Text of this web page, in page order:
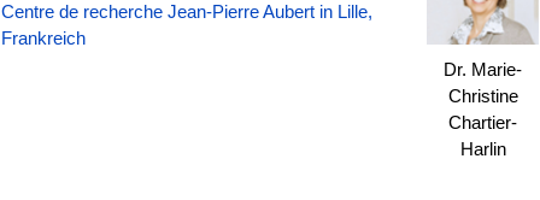
Centre de recherche Jean-Pierre Aubert in Lille,
Frankreich
Dr. Marie-
Christine
Chartier-
Harlin